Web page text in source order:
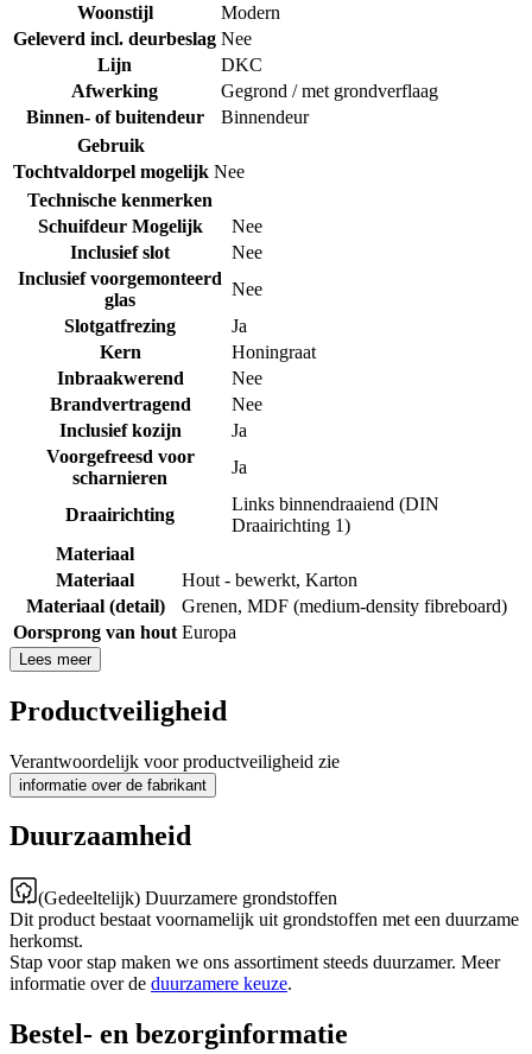
Woonstijl
Modern
Geleverd incl. deurbeslag Nee
Lijn
DKC
Afwerking
Gegrond / met grondverflaag
Binnen- of buitendeur
Binnendeur
Gebruik
Tochtvaldorpel mogelijk Nee
Technische kenmerken
Schuifdeur Mogelijk
Nee
Inclusief slot
Nee
Inclusief voorgemonteerd
glas
Nee
Slotgatfrezing
Ja
Kern
Honingraat
Inbraakwerend
Nee
Brandvertragend
Nee
Inclusief kozijn
Ja
Voorgefreesd voor
scharnieren
Ja
Draairichting
Links binnendraaiend (DIN
Draairichting 1)
Materiaal
Materiaal
Hout - bewerkt, Karton
Materiaal (detail)
Grenen, MDF (medium-density fibreboard)
Oorsprong van hout Europa
Lees meer
Productveiligheid
Verantwoordelijk voor productveiligheid zie
informatie over de fabrikant
Duurzaamheid
(Gedeeltelijk) Duurzamere grondstoffen
Dit product bestaat voornamelijk uit grondstoffen met een duurzame
herkomst.
Stap voor stap maken we ons assortiment steeds duurzamer. Meer
informatie over de duurzamere keuze.
Bestel- en bezorginformatie